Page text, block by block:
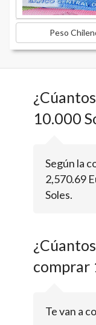
Peso
10.000
Según la
2,570.69
Soles.
comprar
Te van a